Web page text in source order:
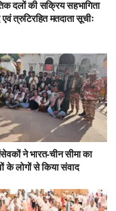
दलों की सक्रिय सहभागिता
त्रुटिरहित मतदाता सूचीः
ने भारत-चीन सीमा का
के लोगों से किया संवाद